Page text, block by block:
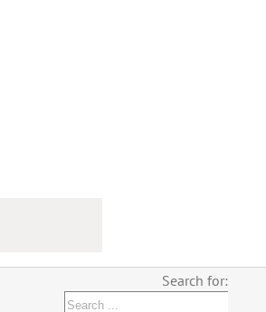
Search for: